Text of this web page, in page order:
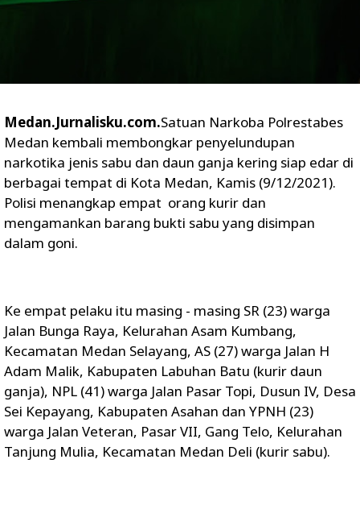
Medan.Jurnalisku.com.Satuan Narkoba Polrestabes
Medan kembali membongkar penyelundupan
narkotika jenis sabu dan daun ganja kering siap edar di
berbagai tempat di Kota Medan, Kamis (9/12/2021).
Polisi menangkap empat orang kurir dan
mengamankan barang bukti sabu yang disimpan
dalam goni.
Ke empat pelaku itu masing - masing SR (23) warga
Jalan Bunga Raya, Kelurahan Asam Kumbang,
Kecamatan Medan Selayang, AS (27) warga Jalan H
Adam Malik, Kabupaten Labuhan Batu (kurir daun
ganja), NPL (41) warga Jalan Pasar Topi, Dusun IV, Desa
Sei Kepayang, Kabupaten Asahan dan YPNH (23)
warga Jalan Veteran, Pasar VII, Gang Telo, Kelurahan
Tanjung Mulia, Kecamatan Medan Deli (kurir sabu).